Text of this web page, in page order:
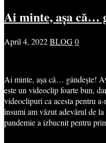
Ai minte, așa că…
April 4, 2022BLOG0
Ai minte, așa că… gândește!
este un videoclip foarte bun,
videoclipuri ca acesta pentru
însumi am văzut adevărul de la
pandemie a izbucnit pentru